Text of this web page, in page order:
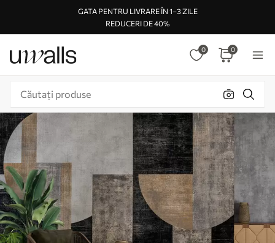
GATA PENTRU LIVRARE ÎN 1–3 ZILE
REDUCERI DE 40%
0 0